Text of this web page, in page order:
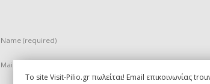
Name (required)
Mail (will not be published) (required)
To site Visit-Pilio.gr πωλείται! Email επικοινωνίας